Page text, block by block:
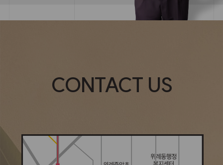
CONTACT US